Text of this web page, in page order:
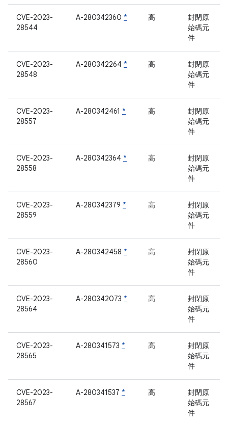
CVE-2023-
28544
A-280342360 * 高
封閉原
始碼元
件
CVE-2023-
28548
A-280342264 * 高
封閉原
始碼元
件
CVE-2023-
28557
A-280342461 * 高
封閉原
始碼元
件
CVE-2023-
28558
A-280342364 * 高
封閉原
始碼元
件
CVE-2023-
28559
A-280342379 * 高
封閉原
始碼元
件
CVE-2023-
28560
A-280342458 * 高
封閉原
始碼元
件
CVE-2023-
28564
A-280342073 * 高
封閉原
始碼元
件
CVE-2023-
28565
A-280341573 * 高
封閉原
始碼元
件
CVE-2023-
28567
A-280341537 * 高
封閉原
始碼元
件